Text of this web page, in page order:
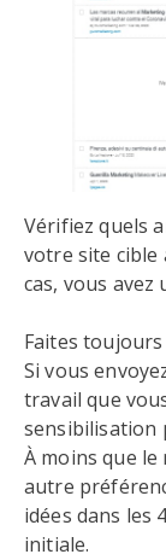
Vérifiez quels
votre site cible
cas, vous avez
Faites
Si vous
travail que
sensibilisation
À moins que
autre
idées dans les
initiale.